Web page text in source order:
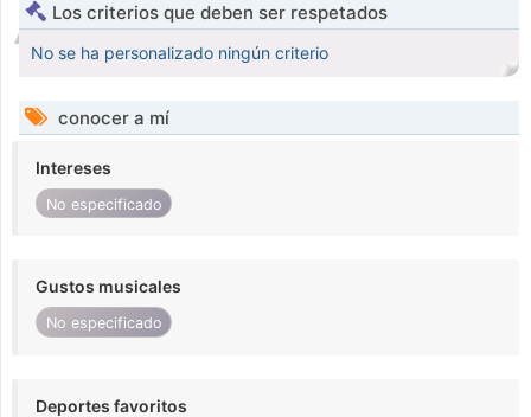
Los criterios que deben ser respetados
No se ha personalizado ningún criterio
conocer a mí
Intereses
No especificado
Gustos musicales
No especificado
Deportes favoritos